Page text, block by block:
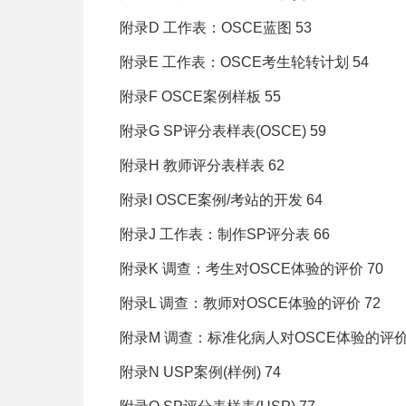
附录D 工作表：OSCE蓝图 53
附录E 工作表：OSCE考生轮转计划 54
附录F OSCE案例样板 55
附录G SP评分表样表(OSCE) 59
附录H 教师评分表样表 62
附录I OSCE案例/考站的开发 64
附录J 工作表：制作SP评分表 66
附录K 调查：考生对OSCE体验的评价 70
附录L 调查：教师对OSCE体验的评价 72
附录M 调查：标准化病人对OSCE体验的评
附录N USP案例(样例) 74